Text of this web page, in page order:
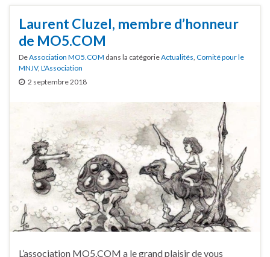
Laurent Cluzel, membre d’honneur
de MO5.COM
DeAssociation MO5.COM dans la catégorieActualités, Comité pour le
MNJV, L'Association
2 septembre 2018
L’association MO5.COM a le grand plaisir de vous